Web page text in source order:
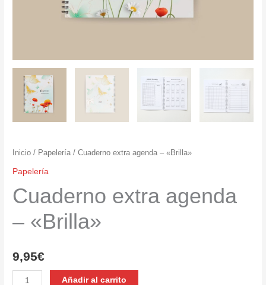
Inicio / Papelería / Cuaderno extra agenda – «Brilla»
Papelería
Cuaderno extra agenda
– «Brilla»
9,95€
Cuaderno
Añadir al carrito